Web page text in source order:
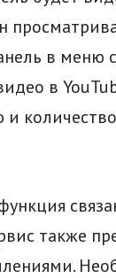
в меню
в
также